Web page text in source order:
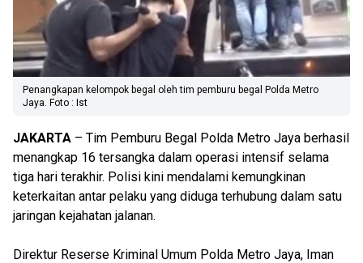
Penangkapan kelompok begal oleh tim pemburu begal Polda Metro
Jaya. Foto : Ist
JAKARTA – Tim Pemburu Begal Polda Metro Jaya berhasil
menangkap 16 tersangka dalam operasi intensif selama
tiga hari terakhir. Polisi kini mendalami kemungkinan
keterkaitan antar pelaku yang diduga terhubung dalam satu
jaringan kejahatan jalanan.
Direktur Reserse Kriminal Umum Polda Metro Jaya, Iman